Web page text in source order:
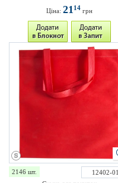
Ціна: 2114 грн
2146 шт.
12402-01